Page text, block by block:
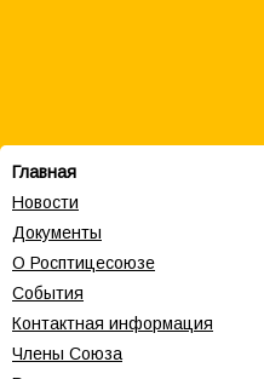
Главная
Новости
Документы
О Росптицесоюзе
События
Контактная информация
Члены Cоюза